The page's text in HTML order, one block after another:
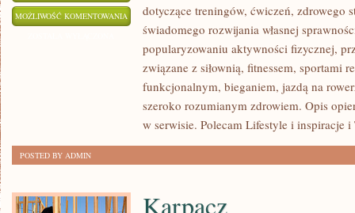
MOŻLIWOŚĆ KOMENTOWANIA AEROBIK
FITNESS
GRUPOWY
dotyczące treningów, ćwiczeń, zdrowego
świadomego rozwijania własnej
popularyzowaniu aktywności fizycznej,
związane z siłownią, fitnessem, sportami
funkcjonalnym, bieganiem, jazdą na
szeroko rozumianym zdrowiem. Opis
w serwisie. Polecam Lifestyle i inspiracje i
POSTED BY ADMIN
Karpacz